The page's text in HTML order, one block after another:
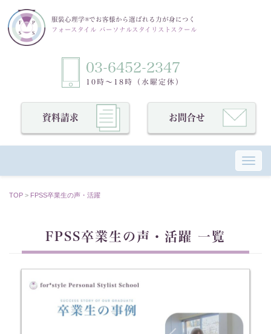
服装心理学®でお客様から選ばれる力が身につく
フォースタイル パーソナルスタイリストスクール
03-6452-2347
10時〜18時（水曜定休）
資料請求 お問合せ
TOP > FPSS卒業⽣の声・活躍
FPSS卒業⽣の声・活躍 一覧